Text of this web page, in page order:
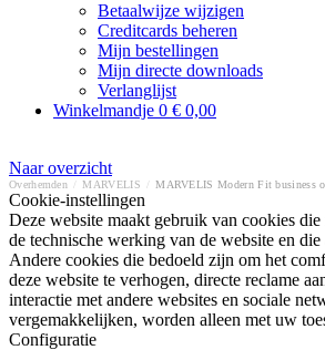
Betaalwijze wijzigen
Creditcards beheren
Mijn bestellingen
Mijn directe downloads
Verlanglijst
Winkelmandje 0 € 0,00
Naar overzicht
Overhemden MARVELIS MARVELIS Modern Fit business
Cookie-instellingen
Deze website maakt gebruik van cookies
de technische werking van de website en
Andere cookies die bedoeld zijn om het
deze website te verhogen, directe reclame
interactie met andere websites en sociale
vergemakkelijken, worden alleen met uw
Configuratie